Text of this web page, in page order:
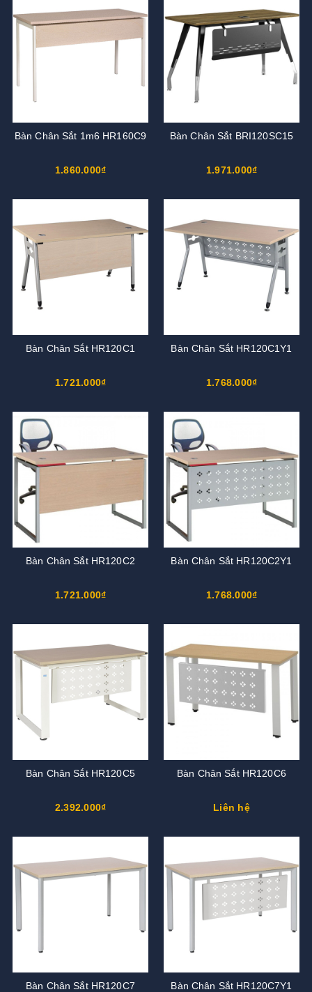
Bàn Chân Sắt 1m6 HR160C9
1.860.000₫
Bàn Chân Sắt BRI120SC15
1.971.000₫
Bàn Chân Sắt HR120C1
1.721.000₫
Bàn Chân Sắt HR120C1Y1
1.768.000₫
Bàn Chân Sắt HR120C2
1.721.000₫
Bàn Chân Sắt HR120C2Y1
1.768.000₫
Bàn Chân Sắt HR120C5
2.392.000₫
Bàn Chân Sắt HR120C6
Liên hệ
Bàn Chân Sắt HR120C7 Bàn Chân Sắt HR120C7Y1